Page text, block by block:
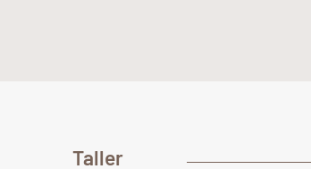
Taller